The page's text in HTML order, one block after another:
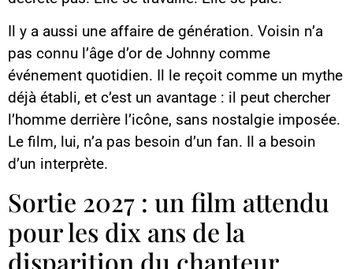
Il y a aussi une affaire de génération. Voisin n’a
pas connu l’âge d’or de Johnny comme
événement quotidien. Il le reçoit comme un mythe
déjà établi, et c’est un avantage : il peut chercher
l’homme derrière l’icône, sans nostalgie imposée.
Le film, lui, n’a pas besoin d’un fan. Il a besoin
d’un interprète.
Sortie 2027 : un film attendu
pour les dix ans de la
disparition du chanteur